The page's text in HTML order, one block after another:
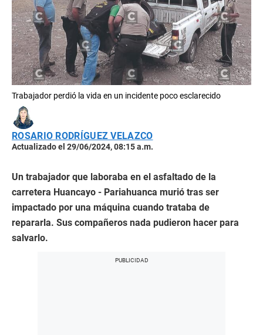
Trabajador perdió la vida en un incidente poco esclarecido
ROSARIO RODRÍGUEZ VELAZCO
Actualizado el 29/06/2024, 08:15 a.m.
Un trabajador que laboraba en el asfaltado de la
carretera Huancayo - Pariahuanca murió tras ser
impactado por una máquina cuando trataba de
repararla. Sus compañeros nada pudieron hacer para
salvarlo.